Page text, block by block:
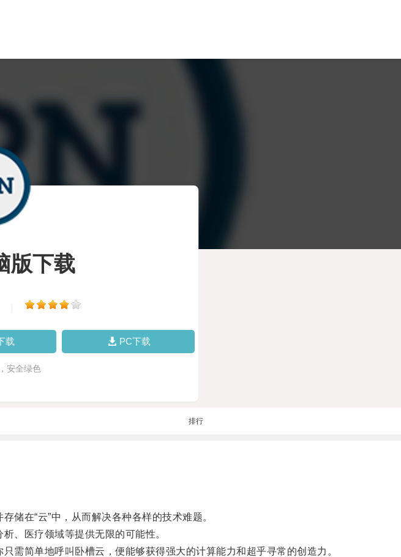
版下载
载 PC下载
安全绿色
排行
在“云”中，从而解决各种各样的技术难题。
、医疗领域等提供无限的可能性。
简单地呼叫卧槽云，便能够获得强大的计算能力和超乎寻常的创造力。